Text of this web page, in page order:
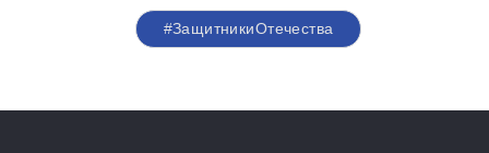
#ЗащитникиОтечества